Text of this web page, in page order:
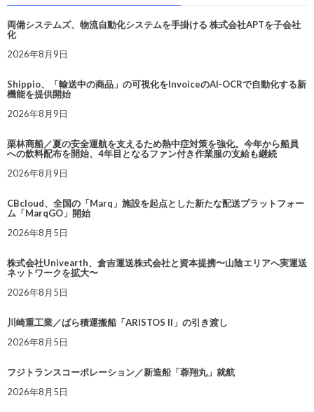
両備システムズ、物流自動化システムを手掛ける 株式会社APTを子会社
化
2026年8月9日
Shippio、「輸送中の商品」の可視化をInvoiceのAI-OCRで自動化する新
機能を提供開始
2026年8月9日
栗林商船／夏の安全運航を支えるため熱中症対策を強化。今年から船員
への飲料配布を開始、4年目となるファン付き作業服の支給も継続
2026年8月9日
CBcloud、全国の「Marq」施設を起点とした新たな配送プラットフォー
ム「MarqGO」開始
2026年8月5日
株式会社Univearth、倉吉運送株式会社と資本提携〜山陰エリアへ実運送
ネットワークを拡大〜
2026年8月5日
川崎重工業／ばら積運搬船「ARISTOS II」の引き渡し
2026年8月5日
フジトランスコーポレーション／新造船「蓉翔丸」就航
2026年8月5日